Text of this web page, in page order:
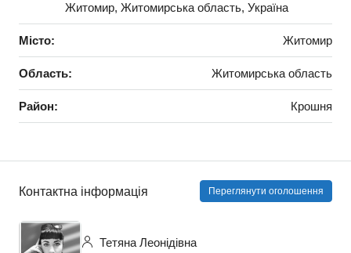
Житомир, Житомирська область, Україна
Місто: Житомир
Область: Житомирська область
Район: Крошня
Контактна інформація Переглянути оголошення
Тетяна Леонідівна